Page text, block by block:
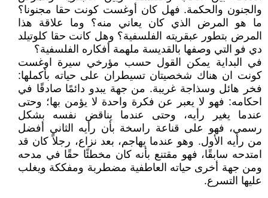
والجنون والحكمة. فهل كان أوغست كونت حقا مجنونا؟
ما هو المرض الذي كان يعاني منه؟ وما علاقة هذا
المرض بتطور عبقريته الفلسفية؟ وهل كانت حقا كلوتيلد
دي فو التي وصفها بالقديسة ملهمة أفكاره الفلسفية؟
في البداية يمكن القول حسب مؤرخي سيرة اوغست
كونت ان هناك شخصيتان تسيطران على حياته بأكملها:
فخر هائل وسذاجة غريبة. من جهة يبدو دائمًا صادقًا في
احكامه: فهو لا يعبر عن فكرة واحدة لا يؤمن بها؛ وحتى
عندما يغير رأيه، وحتى عندما يناقض نفسه بشكل
رسمي، فهو على قناعة راسخة بأن رأيه الثاني أفضل
من رأيه الأول. وهو عندما يهاجم، بعد نزاع، رجلاً كان قد
امتدحه سابقًا، فهو مقتنع بأنه كان مخطئًا حقًا في مدحه
ومن جهة أخرى حياته العاطفية مضطربة ومفككة ويغلب
عليها التسرع.